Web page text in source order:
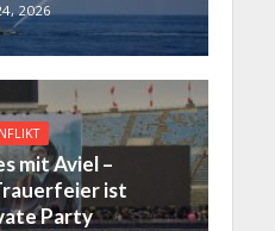
2026
mit Aviel –
ist
Party